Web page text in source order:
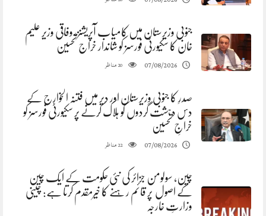
جنوبی وزیرستان میں کامیاب آپریشنز، وفاقی وزیر علیم
خان کا سکیورٹی فورسز کو شاندار خراج تحسین
07/08/2026
20مناظر
صدرِ کا جنوبی وزیرستان اور دیر میں فتنہ الخوارج کے
دس دہشت گردوں کو ہلاک کرنے پر سکیورٹی فورسز کو
خراجِ تحسین
07/08/2026
22مناظر
چین، سولومن جزائر کی نئی حکومت کے ایک چین
کے اصول پر قائم رہنے کا خیرمقدم کرتا ہے: چینی
وزارتِ خارجہ